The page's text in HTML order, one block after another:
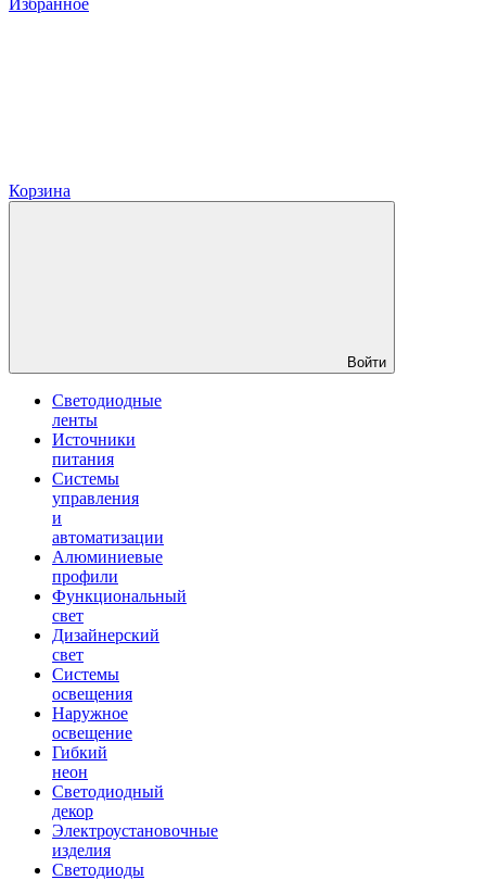
Избранное
Корзина
Войти
Светодиодные
ленты
Источники
питания
Системы
управления
и
автоматизации
Алюминиевые
профили
Функциональный
свет
Дизайнерский
свет
Системы
освещения
Наружное
освещение
Гибкий
неон
Светодиодный
декор
Электроустановочные
изделия
Светодиоды